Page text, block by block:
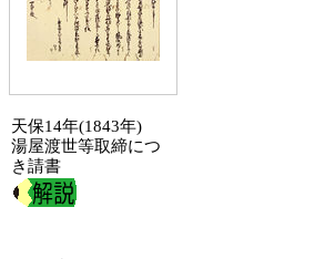
天保14年(1843年)
湯屋渡世等取締につ
き請書